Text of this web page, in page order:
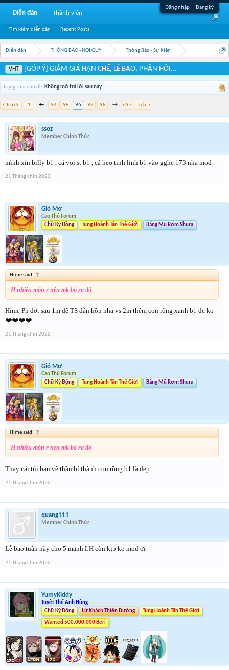
Đăng nhập Đăng ký
Diễn đàn THÔNG BÁO - NỘI QUY Thông Báo - Sự Kiện
VHT [GÓP Ý] GIẢM GIÁ HẠN CHẾ, LỄ BAO, PHẢN HỒI...
Trạng thái chủ đề: Không mở trả lời sau này.
< Trước 1 ← 94 95 96 97 98 → 697 Tiếp >
ssoz
Member Chính Thức
mình xin billy b1 , cá voi st b1 , cá heo tinh linh b1 vào gghc 173 nha mod
21 Tháng chín 2020
Gió Mơ
Cao Thủ Forum
Chữ Ký Động
Tung Hoành Tân Thế Giới Băng Mũ Rơm Shura
Hime said: ↑
H nhiều món r nên mk bỏ ra đó
Hime Ph đợt sau 1m để TS dẫn hồn nha vs 2m thêm con rồng xanh b1 đc ko
❤️❤️❤️❤️
21 Tháng chín 2020
Gió Mơ
Cao Thủ Forum
Chữ Ký Động
Tung Hoành Tân Thế Giới Băng Mũ Rơm Shura
Hime said: ↑
H nhiều món r nên mk bỏ ra đó
Thay cái túi bản vẽ thần bí thành con rồng b1 là đẹp
21 Tháng chín 2020
quang111
Member Chính Thức
Lễ bao tuần này cho 5 mảnh LH còn kịp ko mod ơi
21 Tháng chín 2020
YumyKiddy
Tuyệt Thế Anh Hùng
Chữ Ký Động
Lữ Khách Thiên Đường Tung Hoành Tân Thế Giới
Wanted 500.000.000 Beri
Diễn đàn
Tìm kiếm diễn đàn Recent Posts
Thành viên